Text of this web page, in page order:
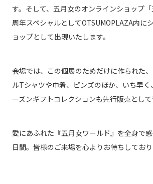
す。そして、五月女のオンラインショップ
周年スペシャルとしてOTSUMOPLAZA内に
ョップとして出現いたします。
会場では、この個展のためだけに作られた
ルTシャツや巾着、ピンズのほか、いち早く
ーズンギフトコレクションも先行販売として
愛にあふれた『五月女ワールド』を全身で
日間。皆様のご来場を心より お待ちしており